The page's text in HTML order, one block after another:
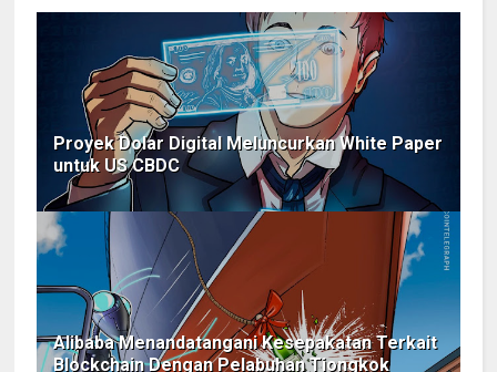
Proyek Dolar Digital Meluncurkan White Paper
untuk US CBDC
Alibaba Menandatangani Kesepakatan Terkait
Blockchain Dengan Pelabuhan Tiongkok